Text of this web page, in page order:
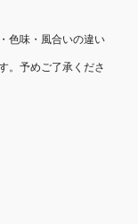
色味・風合いの違い
。予めご了承くださ